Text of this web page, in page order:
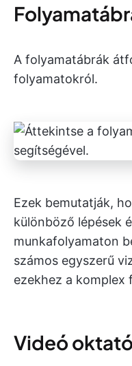
A folyamatábrák
folyamatokról.
Ezek bemutatják,
különböző lépések
munkafolyamaton
számos egyszerű
ezekhez a komplex
Videó